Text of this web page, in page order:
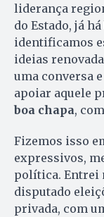
liderança
do Estado, já
identificamos
ideias
uma conversa
apoiar aquele
boa chapa,
Fizemos isso
expressivos,
política. Entrei
disputado
privada, com